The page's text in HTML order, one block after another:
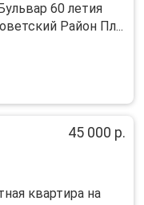
60 летия
Район Пл...
45 000 р.
квартиpa на